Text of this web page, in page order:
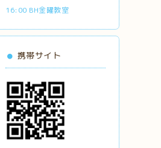
16:00 BH金曜教室
携帯サイト